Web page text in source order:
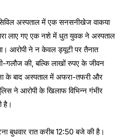
अस्पताल में एक सनसनीखेज वाकया
लाए गए एक नशे में धुत युवक ने अस्पताल
आरोपी ने न केवल ड्यूटी पर तैनात
गलौज की, बल्कि लाखों रुपए के जीवन
के बाद अस्पताल में अफरा-तफरी और
ने आरोपी के खिलाफ विभिन्न गंभीर
है।
बुधवार रात करीब 12:50 बजे की है।